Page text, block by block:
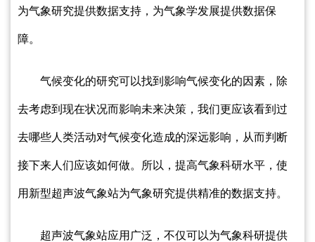
为气象研究提供数据支持，为气象学发展提供数据保
障。
气候变化的研究可以找到影响气候变化的因素，除
去考虑到现在状况而影响未来决策，我们更应该看到过
去哪些人类活动对气候变化造成的深远影响，从而判断
接下来人们应该如何做。所以，提高气象科研水平，使
用新型超声波气象站为气象研究提供精准的数据支持。
超声波气象站应用广泛，不仅可以为气象科研提供